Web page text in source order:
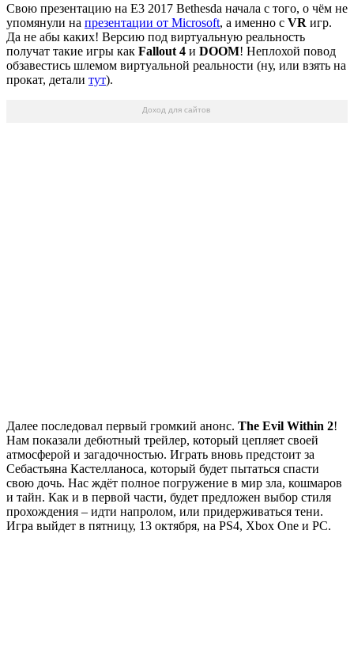
Свою презентацию на E3 2017 Bethesda начала с того, о чём не
упомянули на презентации от Microsoft, а именно с VR игр.
Да не абы каких! Версию под виртуальную реальность
получат такие игры как Fallout 4 и DOOM! Неплохой повод
обзавестись шлемом виртуальной реальности (ну, или взять на
прокат, детали тут).
Доход для сайтов
Далее последовал первый громкий анонс. The Evil Within 2!
Нам показали дебютный трейлер, который цепляет своей
атмосферой и загадочностью. Играть вновь предстоит за
Себастьяна Кастелланоса, который будет пытаться спасти
свою дочь. Нас ждёт полное погружение в мир зла, кошмаров
и тайн. Как и в первой части, будет предложен выбор стиля
прохождения – идти напролом, или придерживаться тени.
Игра выйдет в пятницу, 13 октября, на PS4, Xbox One и PC.